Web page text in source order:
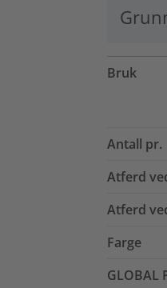
Bruk
Antall pr.
Atferd
Atferd
Farge
GLOBAL